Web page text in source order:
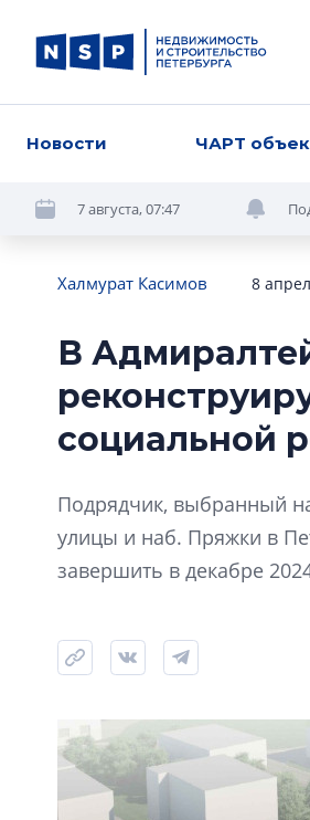
Новости ЧАРТ
7 августа, 07:47
Халмурат Касимов 8
В
социальной
Подрядчик, выбранный
улицы и наб. Пряжки в
завершить в декабре